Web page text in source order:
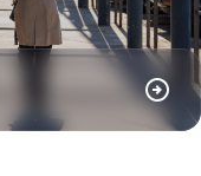
arrow_circle_right